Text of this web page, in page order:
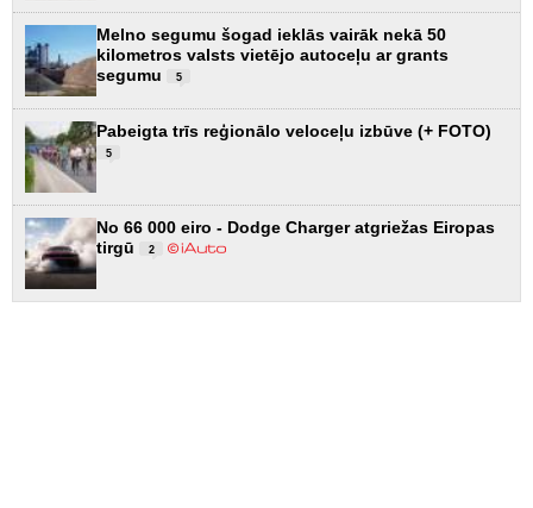
Melno segumu šogad ieklās vairāk nekā 50
kilometros valsts vietējo autoceļu ar grants
segumu
5
Pabeigta trīs reģionālo veloceļu izbūve (+ FOTO)
5
No 66 000 eiro - Dodge Charger atgriežas Eiropas
tirgū
2